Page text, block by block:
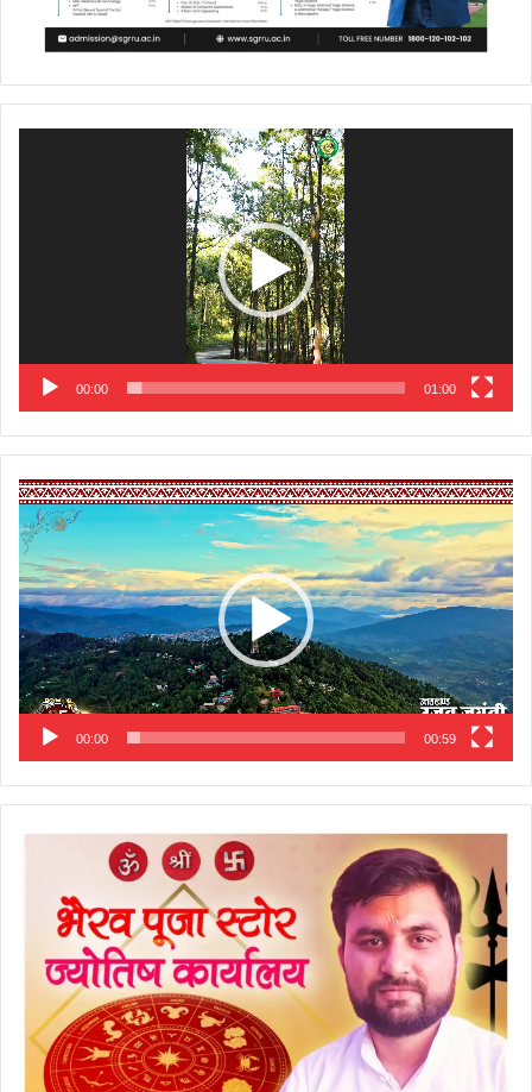
00:00 01:00
Video
Player
00:00 00:59